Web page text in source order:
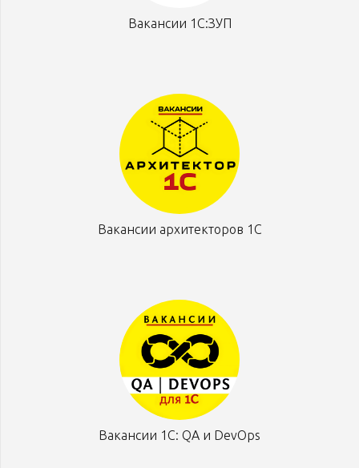
Вакансии 1С:ЗУП
Вакансии архитекторов 1С
Вакансии 1С: QA и DevOps